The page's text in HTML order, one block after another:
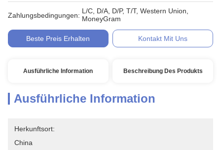
Zahlungsbedingungen:
L/C, D/A, D/P, T/T, Western Union,
MoneyGram
Beste Preis Erhalten Kontakt Mit Uns
Ausführliche Information Beschreibung Des Produkts
Ausführliche Information
Herkunftsort:
China